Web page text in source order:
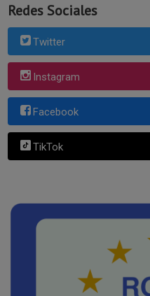
Redes Sociales
Twitter
Instagram
Facebook
TikTok